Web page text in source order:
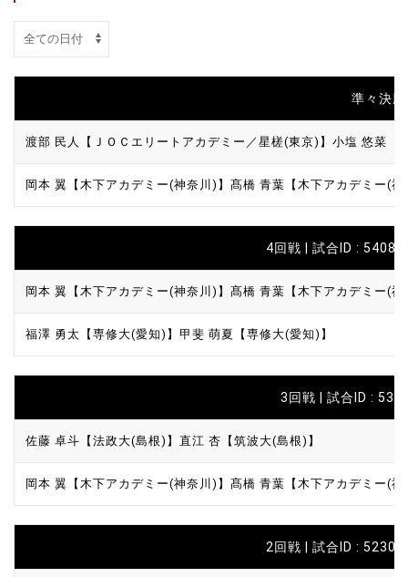
準々決
渡部 民人【ＪＯＣエリートアカデミー／星槎(東京)】 小塩 悠菜【
岡本 翼【木下アカデミー(神奈川)】 髙橋 青葉【木下アカデミー(
4回戦 | 試合ID : 5408
岡本 翼【木下アカデミー(神奈川)】 髙橋 青葉【木下アカデミー(
福澤 勇太【専修大(愛知)】 甲斐 萌夏【専修大(愛知)】
3回戦 | 試合ID :
佐藤 卓斗【法政大(島根)】 直江 杏【筑波大(島根)】
岡本 翼【木下アカデミー(神奈川)】 髙橋 青葉【木下アカデミー(
2回戦 | 試合ID : 5230